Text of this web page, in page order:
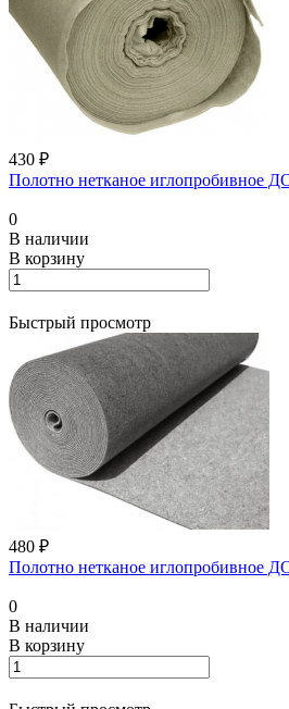
430 ₽
Полотно нетканое
0
В наличии
В корзину
Быстрый просмотр
480 ₽
Полотно нетканое
0
В наличии
В корзину